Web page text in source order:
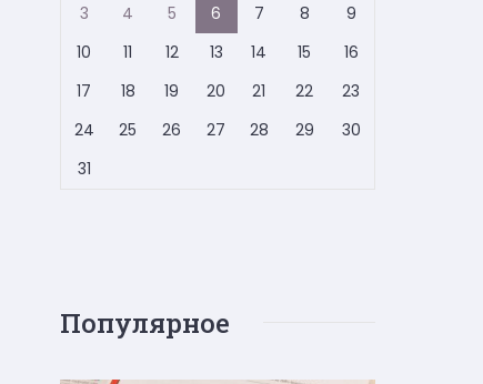
3
4 5 6 7 8
9
10
11 12 13 14 15
16
17
18 19 20 21 22
23
24
25 26 27 28 29
30
31
Популярное